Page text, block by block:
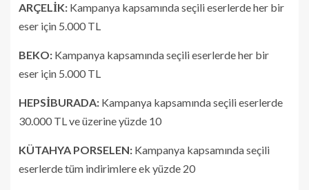
ARÇELİK: Kampanya kapsamında seçili eserlerde her bir
eser için 5.000 TL
BEKO: Kampanya kapsamında seçili eserlerde her bir
eser için 5.000 TL
HEPSİBURADA: Kampanya kapsamında seçili eserlerde
30.000 TL ve üzerine yüzde 10
KÜTAHYA PORSELEN: Kampanya kapsamında seçili
eserlerde tüm indirimlere ek yüzde 20